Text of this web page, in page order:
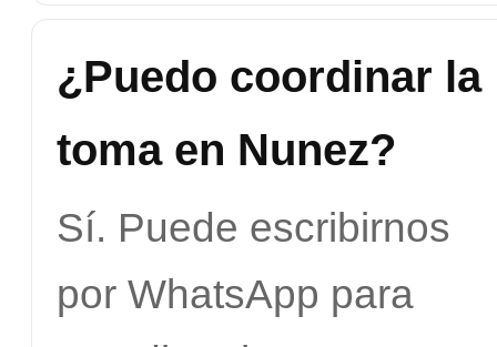
¿Puedo coordinar la
toma en Nunez?
Sí. Puede escribirnos
por WhatsApp para